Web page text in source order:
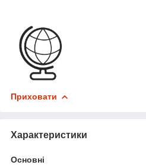
Приховати
Характеристики
Основні